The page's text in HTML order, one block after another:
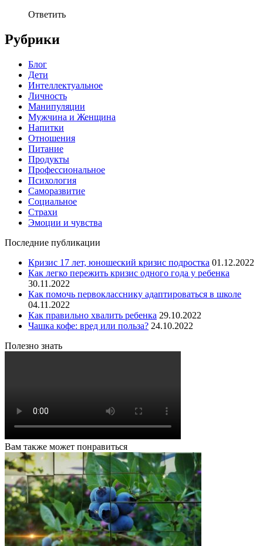
Ответить
Рубрики
Блог
Дети
Интеллектуальное
Личность
Манипуляции
Мужчина и Женщина
Напитки
Отношения
Питание
Продукты
Профессиональное
Психология
Саморазвитие
Социальное
Страхи
Эмоции и чувства
Последние публикации
Кризис 17 лет, юношеский кризис подростка 01.12.2022
Как легко пережить кризис одного года у ребенка
30.11.2022
Как помочь первокласснику адаптироваться в школе
04.11.2022
Как правильно хвалить ребенка 29.10.2022
Чашка кофе: вред или польза? 24.10.2022
Полезно знать
Вам также может понравиться